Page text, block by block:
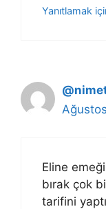
Yanıtlamak
Eline
bırak çok
tarifini